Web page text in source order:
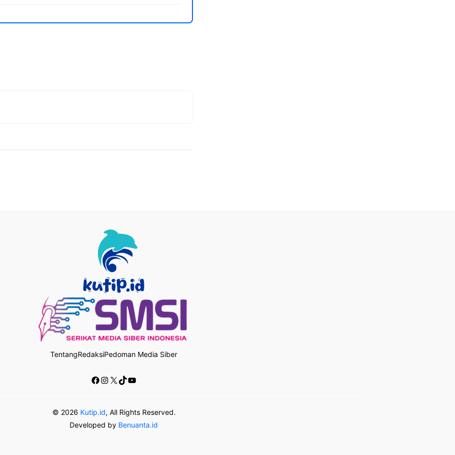
TentangRedaksiPedoman Media Siber
Facebook
Instagram
X TikTok
YouTube
© 2026 Kutip.id, All Rights Reserved.
Developed by Benuanta.id